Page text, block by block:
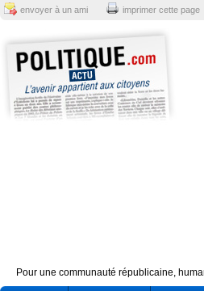
envoyer à un ami imprimer cette page
Pour une communauté républicaine,